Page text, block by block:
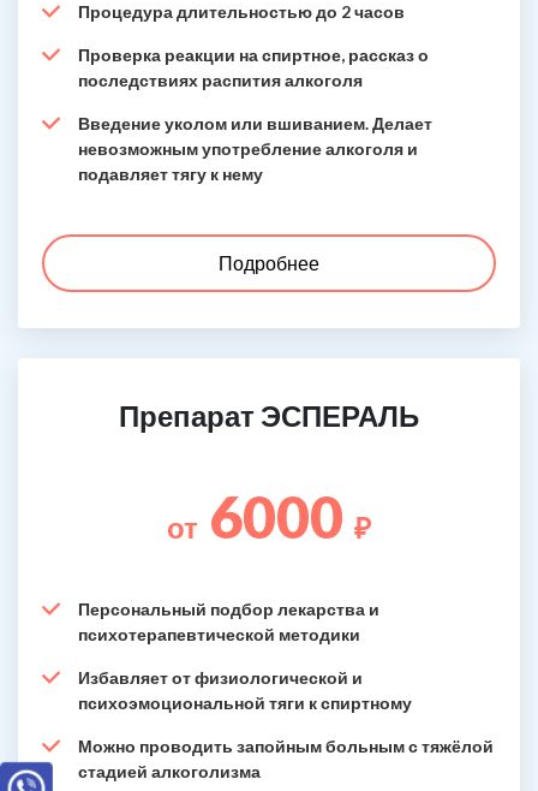
Процедура длительностью до 2 часов
Проверка реакции на спиртное, рассказ о
последствиях распития алкоголя
Введение уколом или вшиванием. Делает
невозможным употребление алкоголя и
подавляет тягу к нему
Подробнее
Препарат ЭСПЕРАЛЬ
от 6000 ₽
Персональный подбор лекарства и
психотерапевтической методики
Избавляет от физиологической и
психоэмоциональной тяги к спиртному
Можно проводить запойным больным с тяжёлой
стадией алкоголизма